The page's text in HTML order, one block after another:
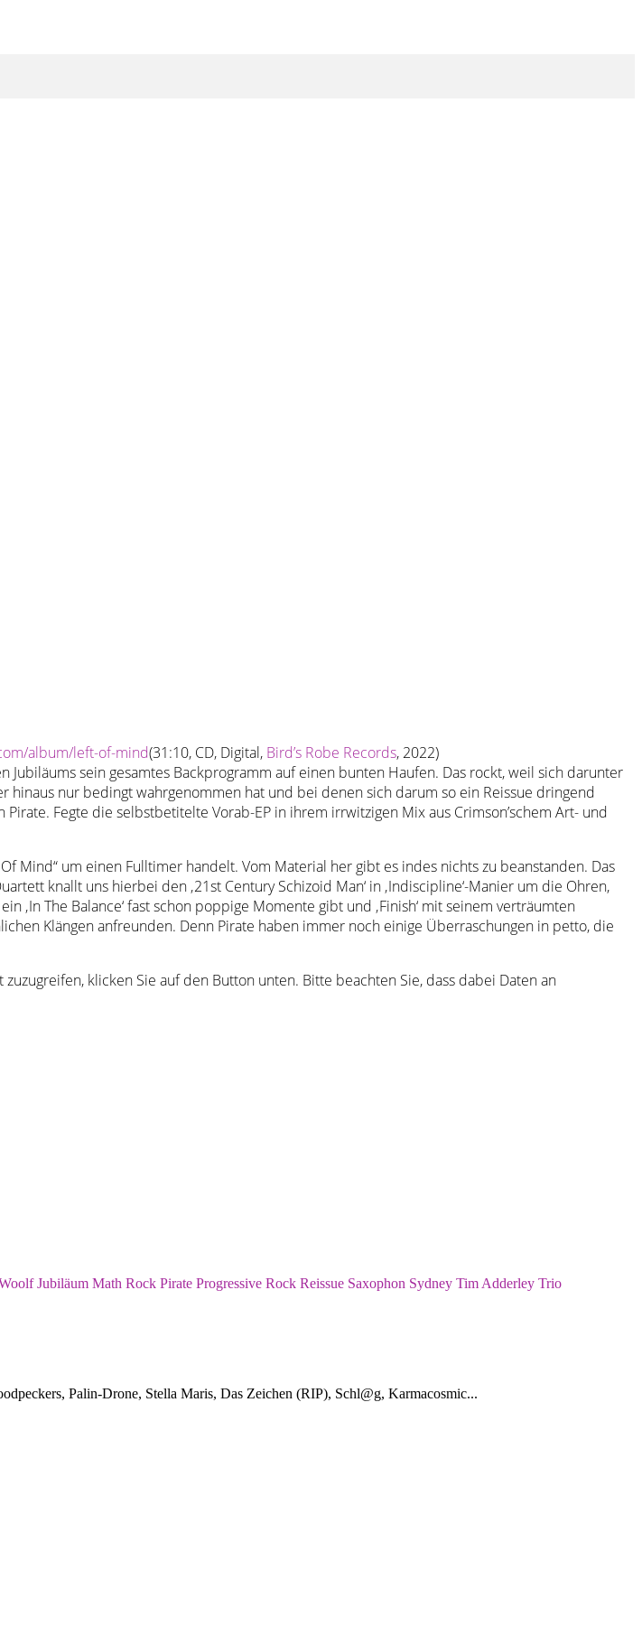
(31:10, CD, Digital, Bird’s Robe Records, 2022)
Jubiläums sein gesamtes Backprogramm auf einen bunten Haufen. Das rockt, weil sich darunter
nur bedingt wahrgenommen hat und bei denen sich darum so ein Reissue dringend
Fegte die selbstbetitelte Vorab-EP in ihrem irrwitzigen Mix aus Crimson’schem Art- und
Mind“ um einen Fulltimer handelt. Vom Material her gibt es indes nichts zu beanstanden. Das
knallt uns hierbei den ‚21st Century Schizoid Man‘ in ‚Indiscipline‘-Manier um die Ohren,
‚In The Balance‘ fast schon poppige Momente gibt und ‚Finish‘ mit seinem verträumten
Klängen anfreunden. Denn Pirate haben immer noch einige Überraschungen in petto, die
klicken Sie auf den Button unten. Bitte beachten Sie, dass dabei Daten an
Jubiläum Math Rock Pirate Progressive Rock Reissue Saxophon Sydney Tim Adderley Trio
Palin-Drone, Stella Maris, Das Zeichen (RIP), Schl@g, Karmacosmic...